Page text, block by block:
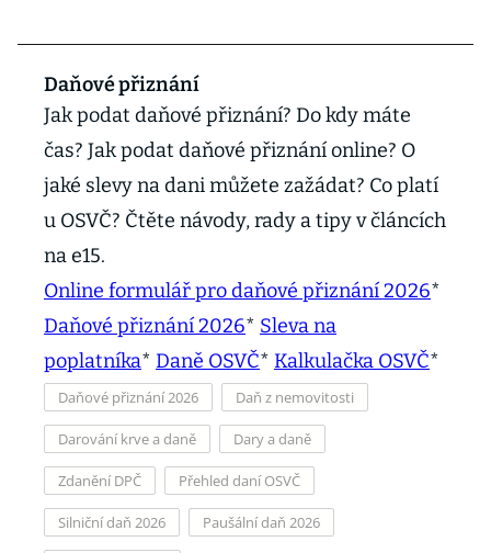
Daňové přiznání
Jak podat daňové přiznání? Do kdy máte
čas? Jak podat daňové přiznání online? O
jaké slevy na dani můžete zažádat? Co platí
u OSVČ? Čtěte návody, rady a tipy v článcích
na e15.
Online formulář pro daňové přiznání 2026*
Daňové přiznání 2026* Sleva na
poplatníka* Daně OSVČ* Kalkulačka OSVČ*
Daňové přiznání 2026 Daň z nemovitosti
Darování krve a daně Dary a daně
Zdanění DPČ Přehled daní OSVČ
Silniční daň 2026 Paušální daň 2026